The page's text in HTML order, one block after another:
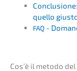
quello
FAQ -
Cos’è il metodo